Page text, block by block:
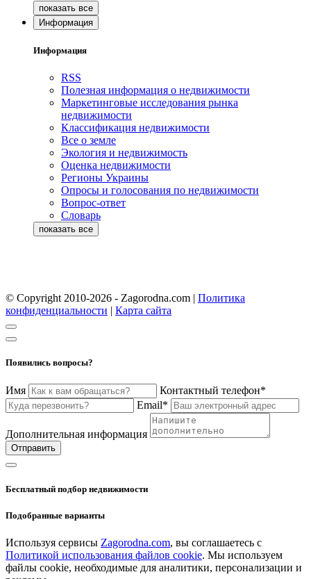
Информация
Информация
RSS
Полезная информация о недвижимости
Маркетинговые исследования рынка
недвижимости
Классификация недвижимости
Все о земле
Экология и недвижимость
Оценка недвижимости
Регионы Украины
Опросы и голосования по недвижимости
Вопрос-ответ
Словарь
© Copyright 2010-2026 - Zagorodna.com | Политика
конфиденциальности | Карта сайта
Появились вопросы?
Имя
Контактный телефон*
Email*
Дополнительная информация
Отправить
Бесплатный подбор недвижимости
Подобранные варианты
Используя сервисы Zagorodna.com, вы соглашаетесь с
Политикой использования файлов cookie. Мы используем
файлы cookie, необходимые для аналитики, персонализации и